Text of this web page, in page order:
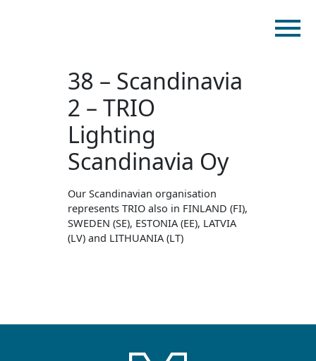
Ev
Ürünler
Katalog
myMM
Sanal sergi salonu
İletişim
38 – Scandinavia
2 – TRIO
Lighting
Scandinavia Oy
Our Scandinavian organisation
represents TRIO also in FINLAND (FI),
SWEDEN (SE), ESTONIA (EE), LATVIA
(LV) and LITHUANIA (LT)